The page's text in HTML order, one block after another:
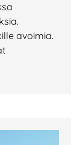
avoimia.